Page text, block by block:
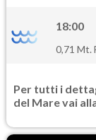
18:00
0,71 Mt.
Per tutti i
del Mare vai